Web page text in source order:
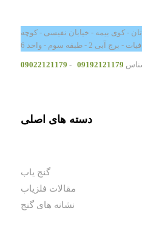
- کوی بیمه - خیابان نفیسی - کوچه
فیات - برج آبی 2 - طبقه سوم - واحد 6
09192121179
-
09022121179
دسته های اصلی
گنج یاب
مقالات فلزیاب
نشانه های گنج